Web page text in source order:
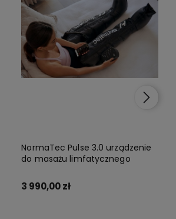
NormaTec Pulse 3.0 urządzenie
do masażu limfatycznego
3 990,00 zł